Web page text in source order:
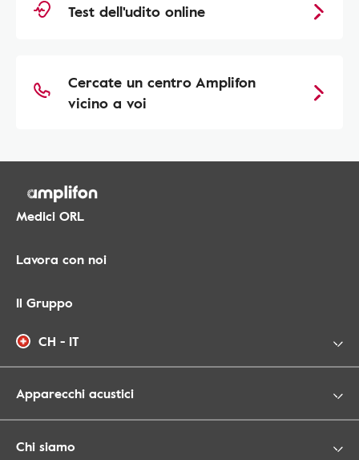
Test dell'udito online
Cercate un centro Amplifon
vicino a voi
Medici ORL
Lavora con noi
Il Gruppo
CH - IT
Apparecchi acustici
Chi siamo